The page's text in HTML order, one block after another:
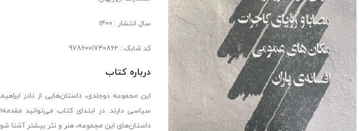
سال انتشار : 1400
کد شابک : 9786001740862
درباره کتاب
این مجموعه دوجلدی، داستان‌هایی از نادر
سیاسی دارند. در ابتدای کتاب می‌توانید
داستان‌های این مجموعه، هنر و نثر بیشتر آشنا